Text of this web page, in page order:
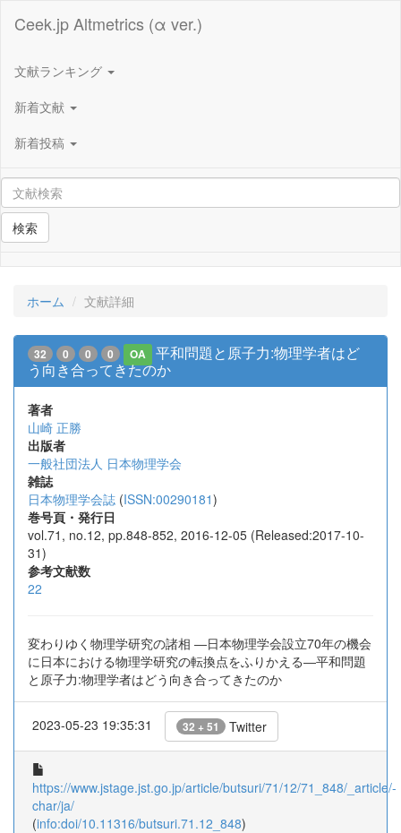
Ceek.jp Altmetrics (α ver.)
文献ランキング
新着文献
新着投稿
検索
ホーム 文献詳細
32 0 0 0 OA
平和問題と原子力:物理学者はど
う向き合ってきたのか
著者
山崎 正勝
出版者
一般社団法人 日本物理学会
雑誌
日本物理学会誌 (ISSN:00290181)
巻号頁・発行日
vol.71, no.12, pp.848-852, 2016-12-05 (Released:2017-10-
31)
参考文献数
22
変わりゆく物理学研究の諸相 ―日本物理学会設立70年の機会
に日本における物理学研究の転換点をふりかえる―平和問題
と原子力:物理学者はどう向き合ってきたのか
2023-05-23 19:35:31 32 + 51 Twitter
https://www.jstage.jst.go.jp/article/butsuri/71/12/71_848/_article/-
char/ja/
(info:doi/10.11316/butsuri.71.12_848)